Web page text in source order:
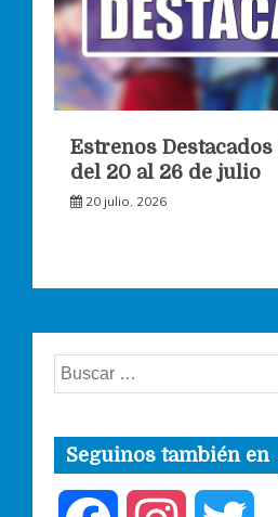
Estrenos Destacados
del 20 al 26 de julio
20 julio, 2026
Buscar:
Seguinos también en